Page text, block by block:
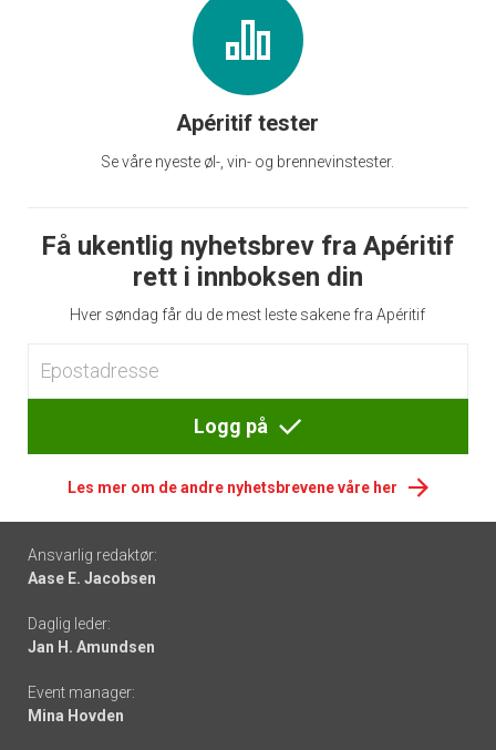
Apéritif tester
Se våre nyeste øl-, vin- og brennevinstester.
Få ukentlig nyhetsbrev fra Apéritif
rett i innboksen din
Hver søndag får du de mest leste sakene fra Apéritif
Logg på
Les mer om de andre nyhetsbrevene våre her
Footer
-
links
Ansvarlig redaktør:
Aase E. Jacobsen
Daglig leder:
Jan H. Amundsen
Event manager:
Mina Hovden